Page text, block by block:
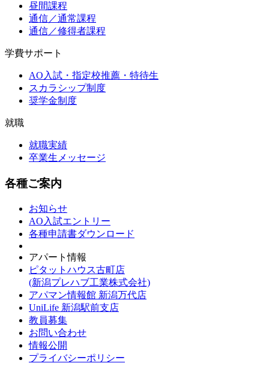
昼間課程
通信／通常課程
通信／修得者課程
学費サポート
AO入試・指定校推薦・特待生
スカラシップ制度
奨学金制度
就職
就職実績
卒業生メッセージ
各種ご案内
お知らせ
AO入試エントリー
各種申請書ダウンロード
アパート情報
ピタットハウス古町店
(新潟プレハブ工業株式会社)
アパマン情報館 新潟万代店
UniLife 新潟駅前支店
教員募集
お問い合わせ
情報公開
プライバシーポリシー